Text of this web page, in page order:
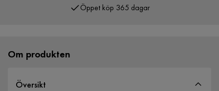
Över 400 000 nöjda kunder
Om produkten
Översikt